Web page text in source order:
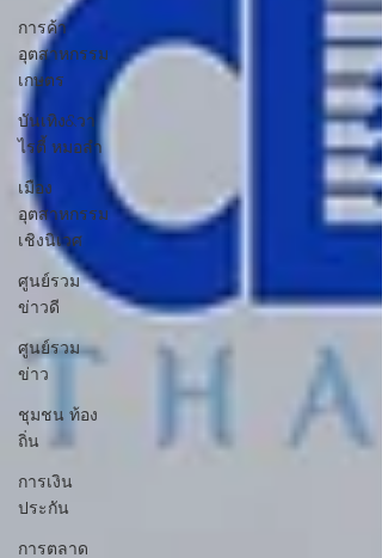
การค้า
อุตสาหกรรม
เกษตร
บันเทิง&วา
ไรตี้ หมอลำ
เมือง
อุตสาหกรรม
เชิงนิเวศ
ศูนย์รวม
ข่าวดี
ศูนย์รวม
ข่าว
ชุมชน ท้อง
ถิ่น
การเงิน
ประกัน
การตลาด